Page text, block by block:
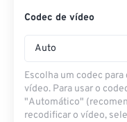
Codec de vídeo
Auto
Escolha um codec
vídeo. Para usar o
"Automático"
recodificar o vídeo,